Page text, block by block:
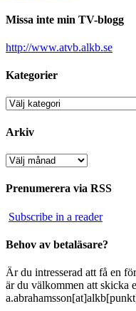
Missa inte min TV-blogg
http://www.atvb.alkb.se
Kategorier
Kategorier
Arkiv
Arkiv
Prenumerera via RSS
Subscribe in a reader
Behov av betaläsare?
Är du intresserad att få en
är du välkommen att skicka